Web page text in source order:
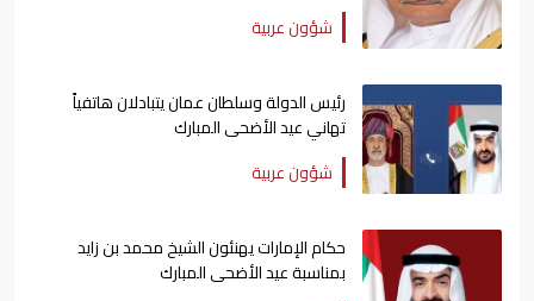
شؤون عربية
رئيس الدولة وسلطان عمان يتبادلان هاتفياً
تهاني عيد الأضحى المبارك
شؤون عربية
حكام الإمارات يهنئون الشيخ محمد بن زايد
بمناسبة عيد الأضحى المبارك